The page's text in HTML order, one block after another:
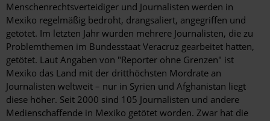
Menschenrechtsverteidiger und Journalisten werden in
Mexiko regelmäßig bedroht, drangsaliert, angegriffen und
getötet. Im letzten Jahr wurden mehrere Journalisten, die zu
Problemthemen im Bundesstaat Veracruz gearbeitet hatten,
getötet. Laut Angaben von "Reporter ohne Grenzen" ist
Mexiko das Land mit der dritthöchsten Mordrate an
Journalisten weltweit – nur in Syrien und Afghanistan liegt
diese höher. Seit 2000 sind 105 Journalisten und andere
Medienschaffende in Mexiko getötet worden. Zwar hat die